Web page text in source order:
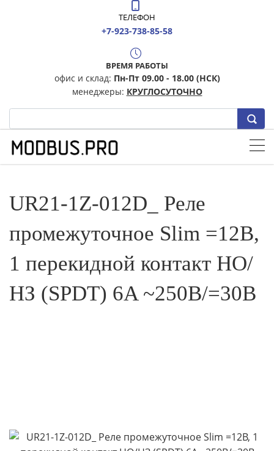
ТЕЛЕФОН
+7-923-738-85-58
ВРЕМЯ РАБОТЫ
офис и склад: Пн-Пт 09.00 - 18.00 (НСК)
менеджеры: КРУГЛОСУТОЧНО
UR21-1Z-012D_ Реле
промежуточное Slim =12В,
1 перекидной контакт НО/
НЗ (SPDT) 6A ~250B/=30В